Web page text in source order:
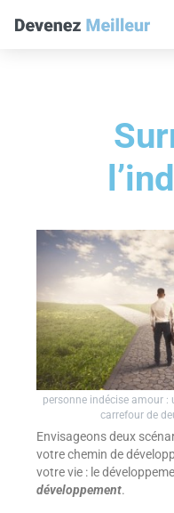
personne indécise amour :
carrefour de
Envisageons deux
votre chemin de
votre vie : le
développement.